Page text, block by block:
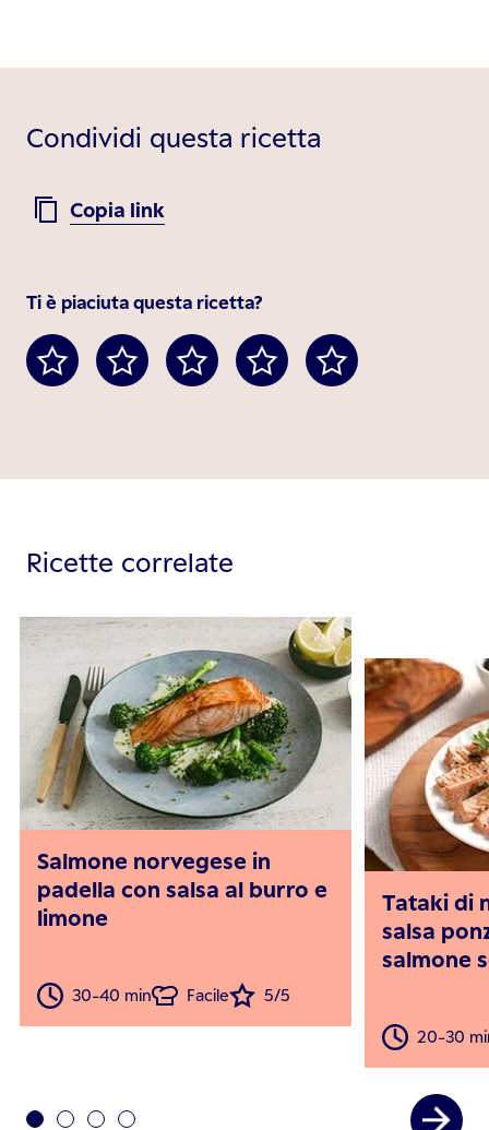
Condividi questa ricetta
Copia link
Ti è piaciuta questa ricetta?
Ricette correlate
Salmone norvegese in
padella con salsa al burro e
limone
30-40 min Facile 5/5
Tataki di
salsa
salmone
20-30